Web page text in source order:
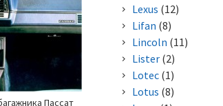
Пассат
Lexus (12)
Lifan (8)
Lincoln (11)
Lister(2)
Lotec(1)
Lotus (8)